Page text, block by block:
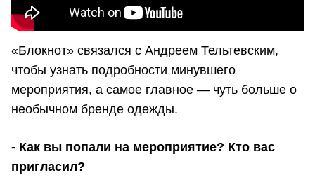
«Блокнот» связался с Андреем Тельтевским,
чтобы узнать подробности минувшего
мероприятия, а самое главное — чуть больше о
необычном бренде одежды.
- Как вы попали на мероприятие? Кто вас
пригласил?